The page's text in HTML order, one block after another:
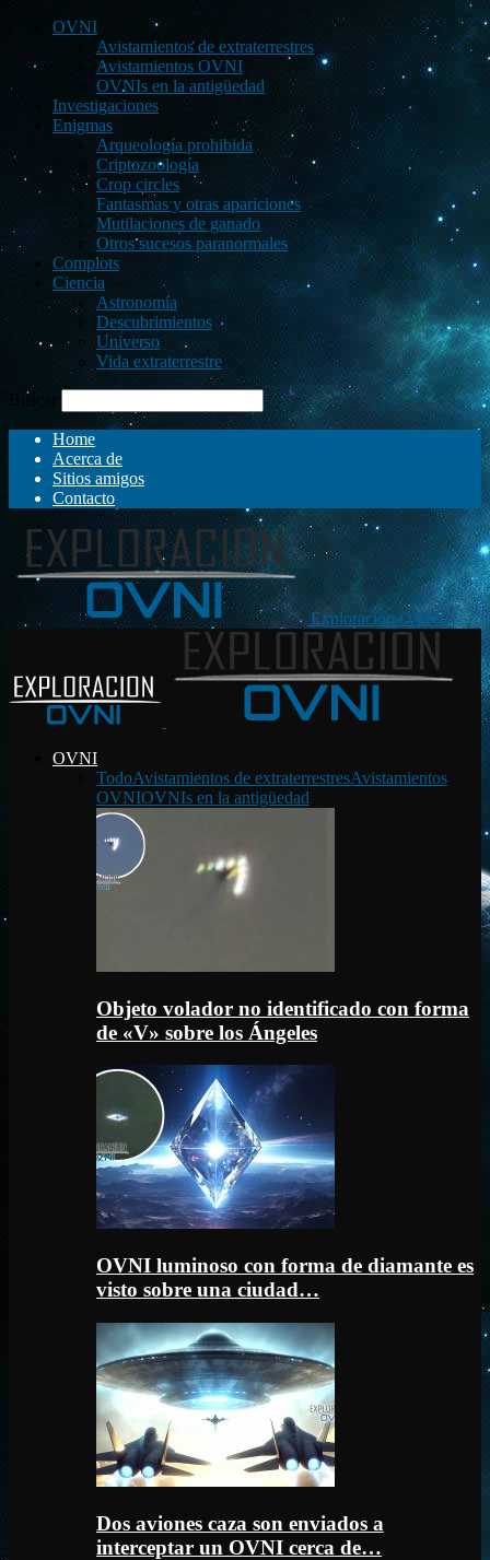
OVNI
Avistamientos de extraterrestres
Avistamientos OVNI
OVNIs en la antigüedad
Investigaciones
Enigmas
Arqueología prohibida
Criptozoología
Crop circles
Fantasmas y otras apariciones
Mutilaciones de ganado
Otros sucesos paranormales
Complots
Ciencia
Astronomía
Descubrimientos
Universo
Vida extraterrestre
Buscar
Home
Acerca de
Sitios amigos
Contacto
Exploración OVNI
OVNI
TodoAvistamientos de extraterrestresAvistamientos
OVNIOVNIs en la antigüedad
Objeto volador no identificado con forma
de «V» sobre los Ángeles
OVNI luminoso con forma de diamante es
visto sobre una ciudad…
Dos aviones caza son enviados a
interceptar un OVNI cerca de…